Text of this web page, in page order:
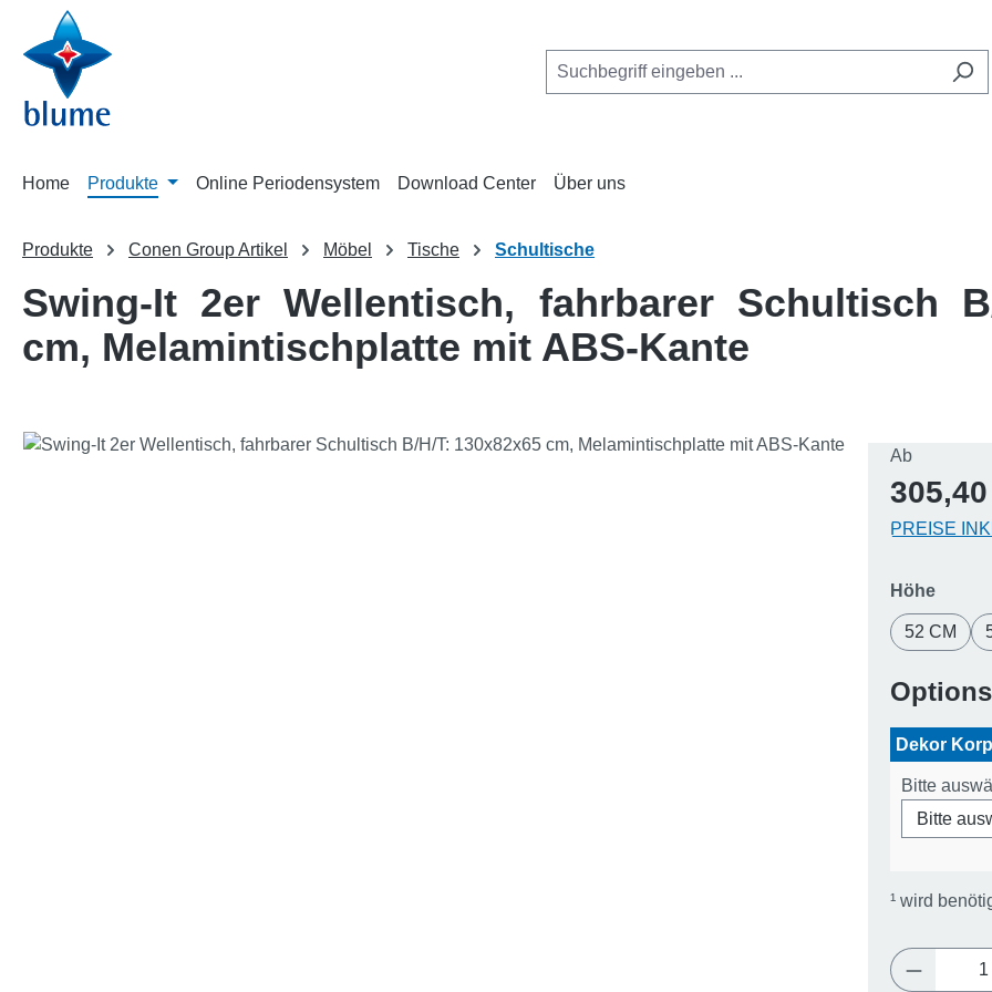
Hauptinhalt springen
Zur Suche springen
Zur Hauptnavigation springen
Home Produkte Online Periodensystem Download Center Über uns
Produkte Conen Group Artikel Möbel Tische Schultische
Swing-It 2er Wellentisch, fahrbarer Schultisch
cm, Melamintischplatte mit ABS-Kante
Bildergalerie überspringen
AbRegulärer
PREISE
Höhe
52 CM
Dekor
Bitte
¹ wird
Produkt